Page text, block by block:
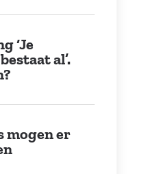
‘Je
al’.
mogen er